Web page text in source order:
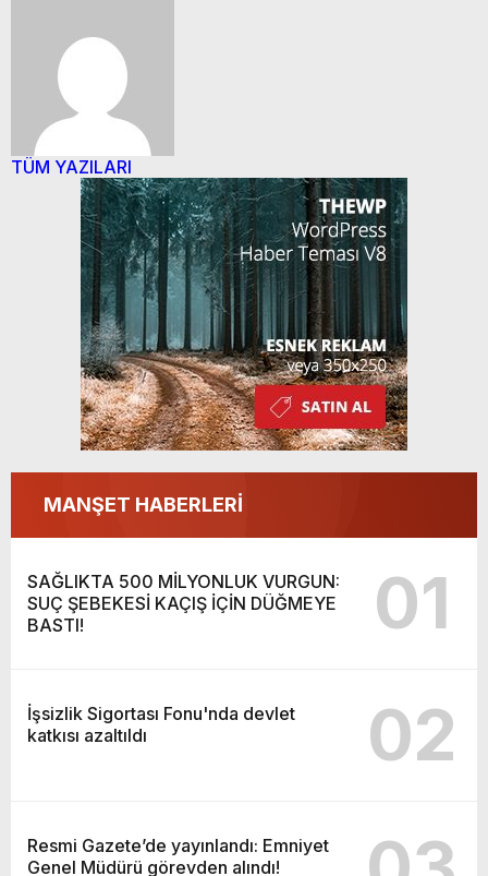
TÜM YAZILARI
MANŞET HABERLERİ
SAĞLIKTA 500 MİLYONLUK VURGUN:
SUÇ ŞEBEKESİ KAÇIŞ İÇİN DÜĞMEYE
BASTI!
01
İşsizlik Sigortası Fonu'nda devlet
katkısı azaltıldı
02
Resmi Gazete’de yayınlandı: Emniyet
Genel Müdürü görevden alındı!